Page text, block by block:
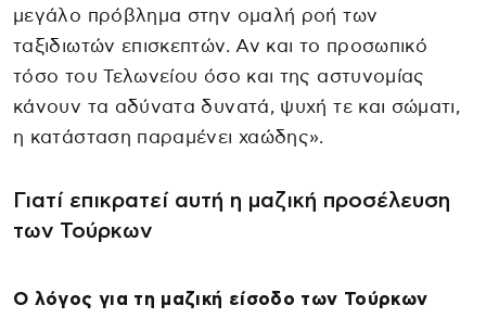
μεγάλο πρόβλημα στην ομαλή ροή των
ταξιδιωτών επισκεπτών. Αν και το προσωπικό
τόσο του Τελωνείου όσο και της αστυνομίας
κάνουν τα αδύνατα δυνατά, ψυχή τε και σώματι,
η κατάσταση παραμένει χαώδης».
Γιατί επικρατεί αυτή η μαζική προσέλευση
των Τούρκων
Ο λόγος για τη μαζική είσοδο των Τούρκων